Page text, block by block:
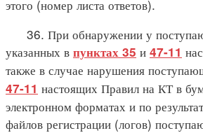
этого (номер листа ответов).
36. При обнаружении у
указанных в пунктах 35 и 47-11
также в случае нарушения
47-11 настоящих Правил на КТ в
электронном форматах и по
файлов регистрации (логов)